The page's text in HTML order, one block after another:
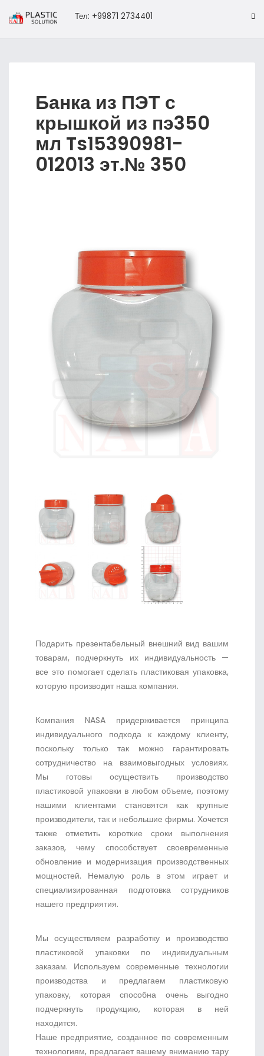
Тел: +99871 2734401
Банка из ПЭТ с
крышкой из пэ350
мл Ts15390981-
012013 эт.№ 350
Подарить презентабельный внешний вид вашим
товарам, подчеркнуть их индивидуальность —
все это помогает сделать пластиковая упаковка,
которую производит наша компания.
Компания NASA придерживается принципа
индивидуального подхода к каждому клиенту,
поскольку только так можно гарантировать
сотрудничество на взаимовыгодных условиях.
Мы готовы осуществить производство
пластиковой упаковки в любом объеме, поэтому
нашими клиентами становятся как крупные
производители, так и небольшие фирмы. Хочется
также отметить короткие сроки выполнения
заказов, чему способствует своевременные
обновление и модернизация производственных
мощностей. Немалую роль в этом играет и
специализированная подготовка сотрудников
нашего предприятия.
Мы осуществляем разработку и производство
пластиковой упаковки по индивидуальным
заказам. Используем современные технологии
производства и предлагаем пластиковую
упаковку, которая способна очень выгодно
подчеркнуть продукцию, которая в ней
находится.
Наше предприятие, созданное по современным
технологиям, предлагает вашему вниманию тару